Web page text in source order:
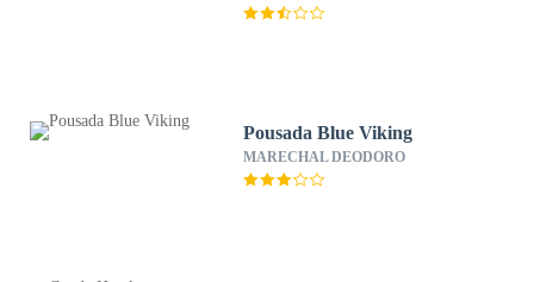
Pousada Blue Viking
MARECHAL DEODORO